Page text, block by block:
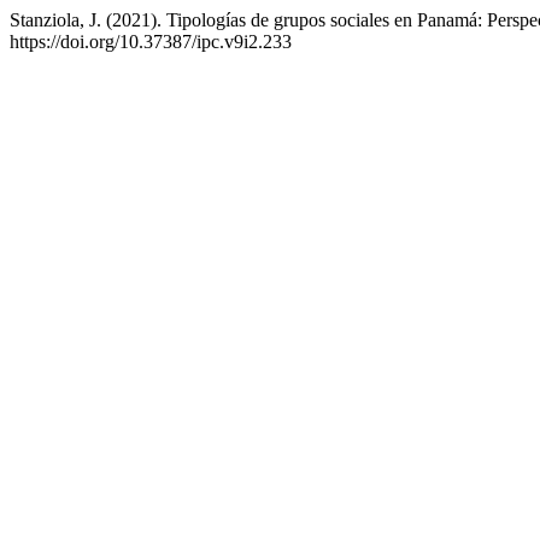
Stanziola, J. (2021). Tipologías de grupos sociales en Panamá:
https://doi.org/10.37387/ipc.v9i2.233